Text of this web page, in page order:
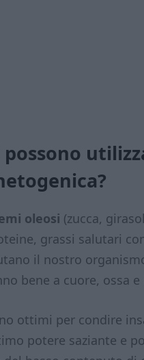
possono
oleosi (zucca,
grassi salutari
il nostro
bene a cuore, ossa
ottimi per condire
potere saziante e